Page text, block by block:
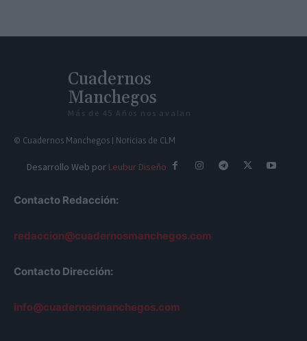
Cuadernos
Manchegos
Más de 45 Años nos avalan
© Cuadernos Manchegos | Noticias de CLM
Desarrollo Web por Leubur Diseño
Contacto Redacción:
redaccion@cuadernosmanchegos.com
Contacto Dirección:
info@cuadernosmanchegos.com